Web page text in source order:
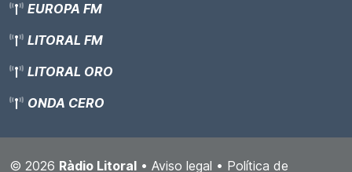
EUROPA FM
LITORAL FM
LITORAL ORO
ONDA CERO
© 2026 Ràdio Litoral • Aviso legal • Política de